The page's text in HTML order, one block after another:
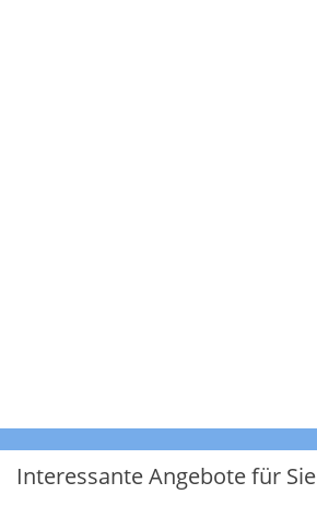
Interessante Angebote für Sie